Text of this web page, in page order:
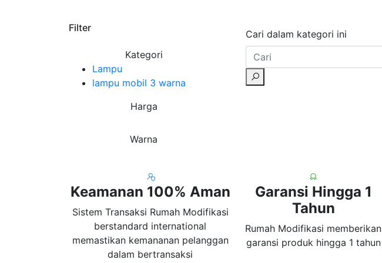
Filter
Kategori
Lampu
lampu mobil 3 warna
Harga
Warna
Cari dalam kategori ini
Keamanan 100% Aman
Sistem Transaksi Rumah Modifikasi
berstandard international
memastikan kemananan pelanggan
dalam bertransaksi
Garansi Hingga 1
Tahun
Rumah Modifikasi memberikan
garansi produk hingga 1 tahun